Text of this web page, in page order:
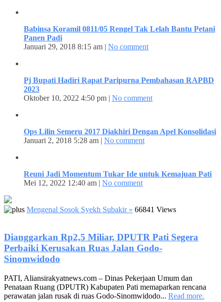
Babinsa Koramil 0811/05 Rengel Tak Lelah Bantu Petani
Panen Padi
Januari 29, 2018 8:15 am | No comment
Pj Bupati Hadiri Rapat Paripurna Pembahasan RAPBD
2023
Oktober 10, 2022 4:50 pm | No comment
Ops Lilin Semeru 2017 Diakhiri Dengan Apel Konsolidasi
Januari 2, 2018 5:28 am | No comment
Reuni Jadi Momentum Tukar Ide untuk Kemajuan Pati
Mei 12, 2022 12:40 am | No comment
Mengenal Sosok Syekh Subakir » 66841 Views
Dianggarkan Rp2,5 Miliar, DPUTR Pati Segera
Perbaiki Kerusakan Ruas Jalan Godo-
Sinomwidodo
PATI, Aliansirakyatnews.com – Dinas Pekerjaan Umum dan
Penataan Ruang (DPUTR) Kabupaten Pati memaparkan rencana
perawatan jalan rusak di ruas Godo-Sinomwidodo... Read more.